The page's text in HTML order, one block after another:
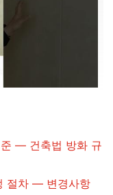
— 건축법 방화 규
절차 — 변경사항